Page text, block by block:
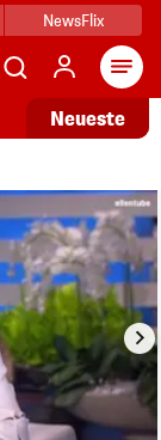
NewsFlix
Neueste